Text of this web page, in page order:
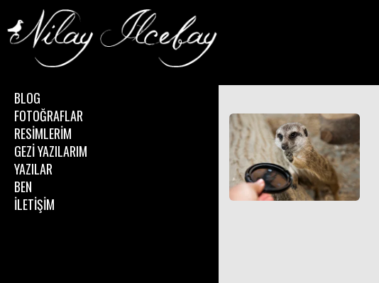
BLOG
FOTOĞRAFLAR
RESİMLERİM
GEZİ YAZILARIM
YAZILAR
BEN
İLETİŞİM